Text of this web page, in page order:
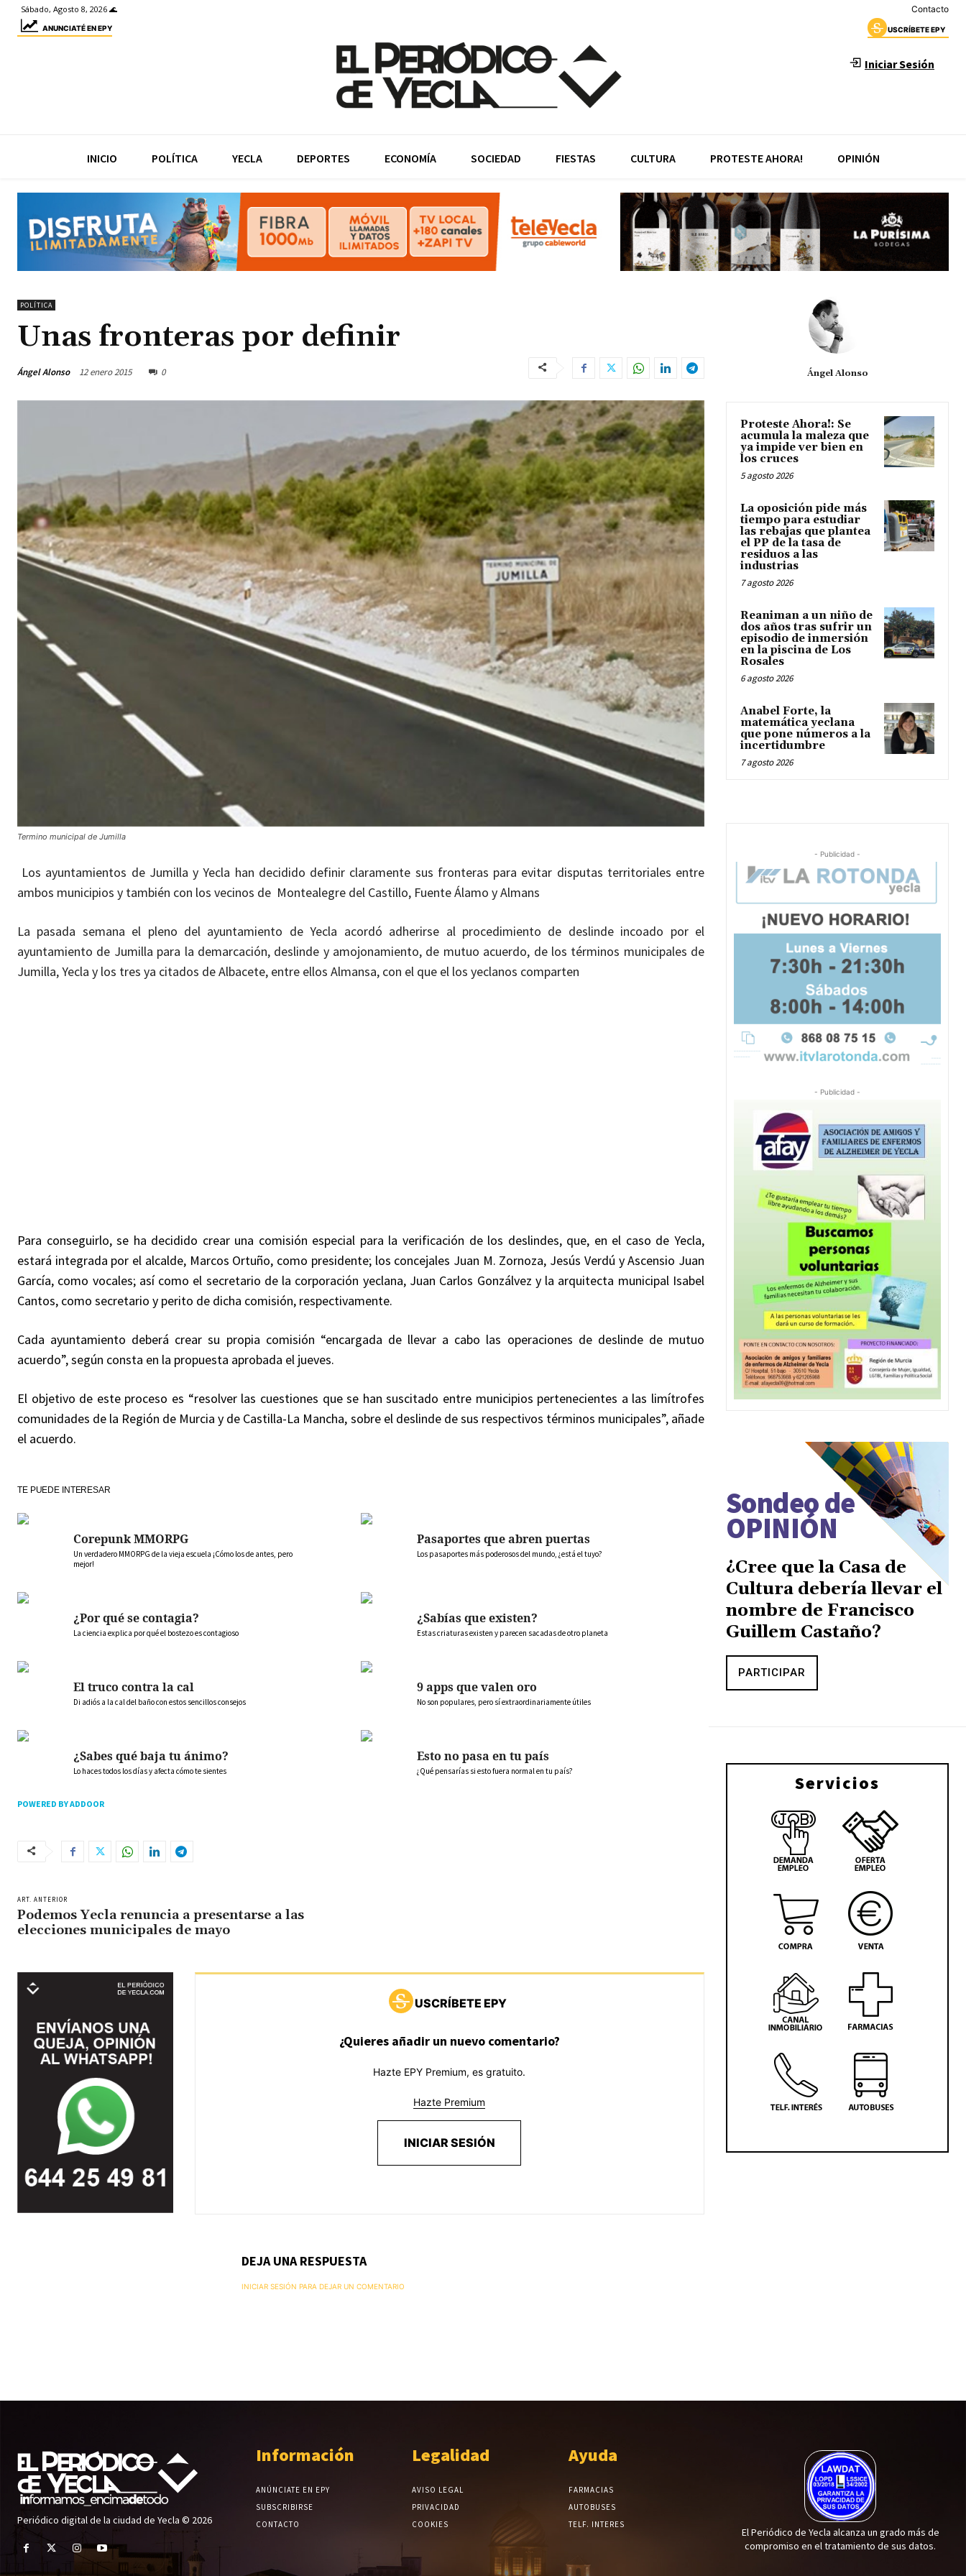
Sábado, Agosto 8, 2026 🌊 Contacto
ANUNCIATÉ EN EPY USCRÍBETE EPY
Iniciar Sesión
INICIO POLÍTICA YECLA DEPORTES ECONOMÍA SOCIEDAD FIESTAS CULTURA PROTESTE AHORA! OPINIÓN
POLÍTICA
Unas fronteras por definir
Ángel Alonso 12 enero 2015 0
Termino municipal de Jumilla
Los ayuntamientos de Jumilla y Yecla han decidido definir claramente sus fronteras para evitar disputas territoriales entre
ambos municipios y también con los vecinos de Montealegre del Castillo, Fuente Álamo y Almans
La pasada semana el pleno del ayuntamiento de Yecla acordó adherirse al procedimiento de deslinde incoado por el
ayuntamiento de Jumilla para la demarcación, deslinde y amojonamiento, de mutuo acuerdo, de los términos municipales de
Jumilla, Yecla y los tres ya citados de Albacete, entre ellos Almansa, con el que el los yeclanos comparten
Para conseguirlo, se ha decidido crear una comisión especial para la verificación de los deslindes, que, en el caso de Yecla,
estará integrada por el alcalde, Marcos Ortuño, como presidente; los concejales Juan M. Zornoza, Jesús Verdú y Ascensio Juan
García, como vocales; así como el secretario de la corporación yeclana, Juan Carlos Gonzálvez y la arquitecta municipal Isabel
Cantos, como secretario y perito de dicha comisión, respectivamente.
Cada ayuntamiento deberá crear su propia comisión “encargada de llevar a cabo las operaciones de deslinde de mutuo
acuerdo”, según consta en la propuesta aprobada el jueves.
El objetivo de este proceso es “resolver las cuestiones que se han suscitado entre municipios pertenecientes a las limítrofes
comunidades de la Región de Murcia y de Castilla-La Mancha, sobre el deslinde de sus respectivos términos municipales”, añade
el acuerdo.
TE PUEDE INTERESAR
Corepunk MMORPG
Un verdadero MMORPG de la vieja escuela ¡Cómo los de antes, pero
mejor!
Pasaportes que abren puertas
Los pasaportes más poderosos del mundo, ¿está el tuyo?
¿Por qué se contagia?
La ciencia explica por qué el bostezo es contagioso
¿Sabías que existen?
Estas criaturas existen y parecen sacadas de otro planeta
El truco contra la cal
Di adiós a la cal del baño con estos sencillos consejos
9 apps que valen oro
No son populares, pero sí extraordinariamente útiles
¿Sabes qué baja tu ánimo?
Lo haces todos los días y afecta cómo te sientes
Esto no pasa en tu país
¿Qué pensarías si esto fuera normal en tu país?
POWERED BY ADDOOR
ART. ANTERIOR
Podemos Yecla renuncia a presentarse a las
elecciones municipales de mayo
USCRÍBETE EPY
¿Quieres añadir un nuevo comentario?
Hazte EPY Premium, es gratuito.
Hazte Premium
INICIAR SESIÓN
DEJA UNA RESPUESTA
INICIAR SESIÓN PARA DEJAR UN COMENTARIO
Ángel Alonso
Proteste Ahora!: Se
acumula la maleza que
ya impide ver bien en
los cruces
5 agosto 2026
La oposición pide más
tiempo para estudiar
las rebajas que plantea
el PP de la tasa de
residuos a las
industrias
7 agosto 2026
Reaniman a un niño de
dos años tras sufrir un
episodio de inmersión
en la piscina de Los
Rosales
6 agosto 2026
Anabel Forte, la
matemática yeclana
que pone números a la
incertidumbre
7 agosto 2026
- Publicidad -
- Publicidad -
Sondeo de
OPINIÓN
¿Cree que la Casa de
Cultura debería llevar el
nombre de Francisco
Guillem Castaño?
PARTICIPAR
Servicios
Periódico digital de la ciudad de Yecla © 2026
Información
ANÚNCIATE EN EPY
SUBSCRIBIRSE
CONTACTO
Legalidad
AVISO LEGAL
PRIVACIDAD
COOKIES
Ayuda
FARMACIAS
AUTOBUSES
TELF. INTERES
El Periódico de Yecla alcanza un grado más de
compromiso en el tratamiento de sus datos.